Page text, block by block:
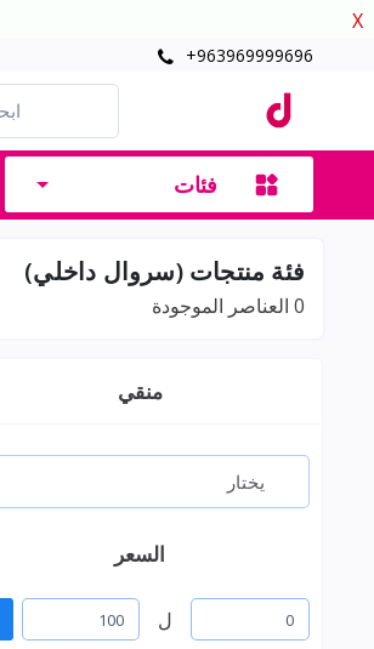
X
+963969999696
فئات
فئة منتجات (سروال داخلي)
0 العناصر الموجودة
منقي
السعر
ل